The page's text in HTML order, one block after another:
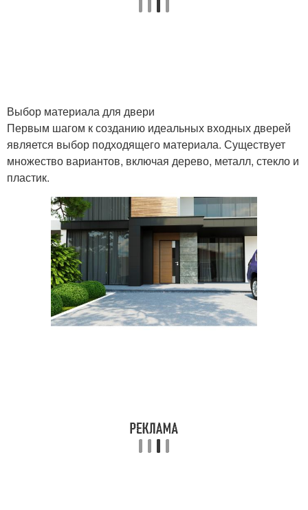
Выбор материала для двери
Первым шагом к созданию идеальных входных дверей
является выбор подходящего материала. Существует
множество вариантов, включая дерево, металл, стекло и
пластик.